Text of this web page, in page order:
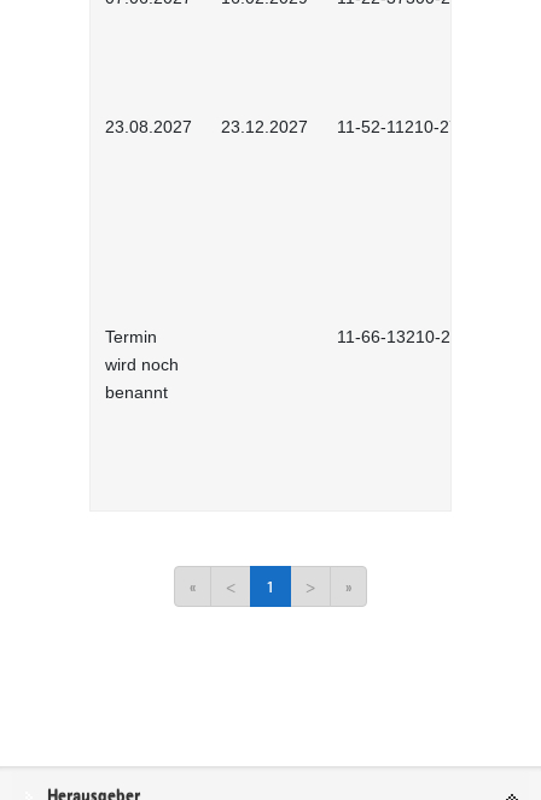
23.08.2027 23.12.2027 11-52-11210-2702
Termin
wird noch
benannt
11-66-13210-2701
« < 1 > »
Service